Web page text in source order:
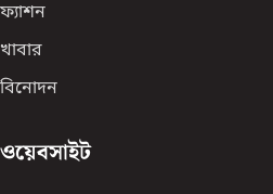
ফ্যাশন
খাবার
বিনোদন
ওয়েবসাইট